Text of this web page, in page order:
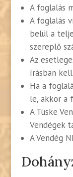
A foglalás
A foglalás
belül a
szereplő
Az
írásban
Ha a
le, akkor a
A Tüske
Vendégek
A Vendég